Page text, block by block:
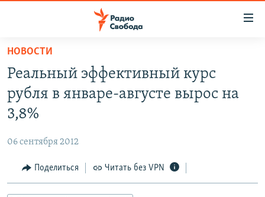
упрощенного
доступа
Вернуться
основному
Вернутся
ПОДКАСТЫ
АВТОРСКИЕ ПРОЕКТЫ
МНЕНИЯ
КУЛЬТУРА
НОВОСТИ
Реальный эффективный курс
рубля в январе-августе вырос на
3,8%
06 сентября 2012
Поделиться Читать без VPN